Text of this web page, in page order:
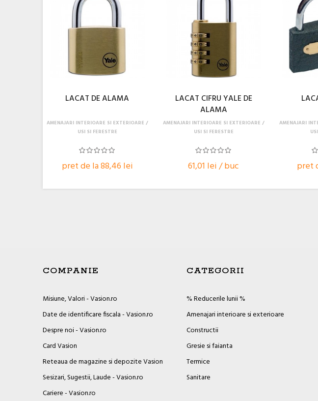
LACAT DE ALAMA
pret de la 88,46 lei
AMENAJARI INTERIOARE SI EXTERIOARE
USI SI FERESTRE
LACAT CIFRU YALE DE
ALAMA
61,01 lei / buc
AMENAJARI INTERIOARE SI EXTERIOARE
USI SI FERESTRE
pret
AMENAJARI
COMPANIE
Misiune, Valori - Vasion.ro
Date de identificare fiscala - Vasion.ro
Despre noi - Vasion.ro
Card Vasion
Reteaua de magazine si depozite Vasion
Sesizari, Sugestii, Laude - Vasion.ro
Cariere - Vasion.ro
CATEGORII
% Reducerile lunii %
Amenajari interioare si exterioare
Constructii
Gresie si faianta
Termice
Sanitare